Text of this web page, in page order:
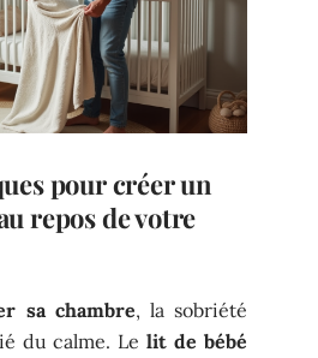
pour créer un
repos de votre
sa chambre, la sobriété
du calme. Lelit de bébé